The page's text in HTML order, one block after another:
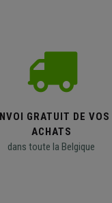
GRATUIT DE VOS
ACHATS
dans toute la Belgique